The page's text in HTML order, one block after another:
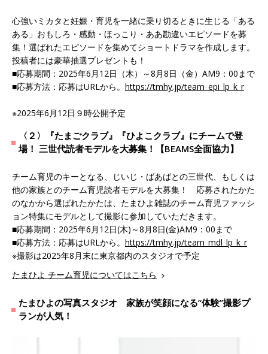
心強いミカタと妊娠・育児を一緒に乗り切るときに生じる「ある
ある」おもしろ・感動・ほっこり・ああ勘違いエピソードを募
集！選ばれたエピソードを集めてショートドラマを作成します。
投稿者には豪華抽選プレゼントも！
■応募期間：2025年6月12日（木）～8月8日（金）AM9：00まで
■応募方法：応募はURLから。 https://tmhy.jp/team_epi_lp_k_r
※2025年6月12日９時公開予定
〈２〉『たまごクラブ』『ひよこクラブ』にチームで登
場！ 三世代読者モデルを大募集！【BEAMS全面協力】
チーム育児のキーとなる、じいじ・ばあばとの三世代、もしくは
他の家族とのチーム育児読者モデルを大募集！ 応募されたかた
のなかから選ばれたかたは、たまひよ雑誌のチーム育児ファッシ
ョン特集にモデルとして撮影に参加していただきます。
■応募期間：2025年6月12日(木)～8月8日(金)AM9：00まで
■応募方法：応募はURLから。 https://tmhy.jp/team_mdl_lp_k_r
※撮影は2025年8月末に東京都内のスタジオで予定
たまひよ チーム育児についてはこちら
たまひよの写真スタジオ 家族が笑顔になる“体験”撮影プ
ランが人気！